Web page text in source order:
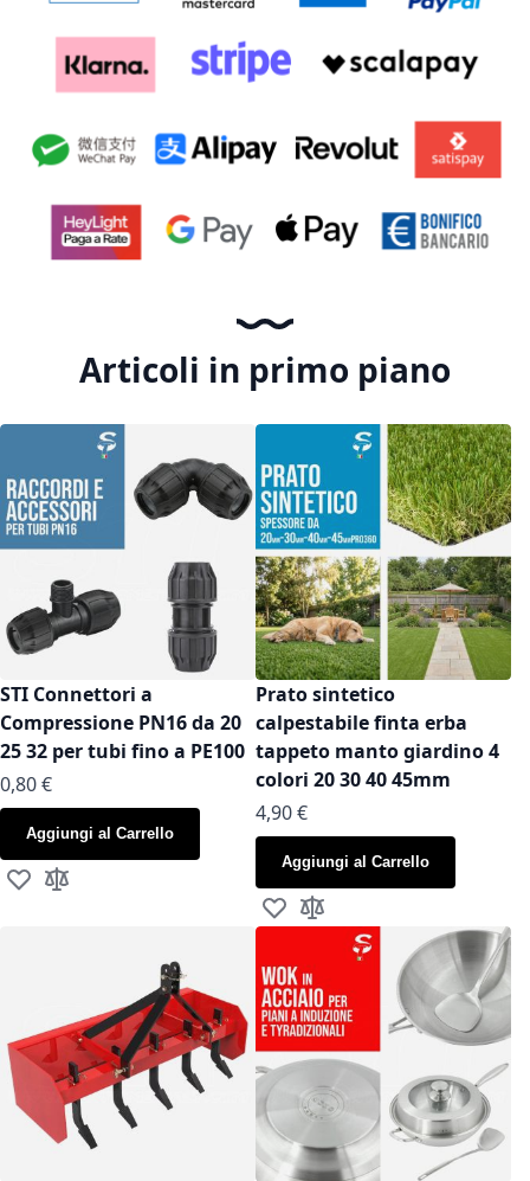
Articoli in primo piano
STI Connettori a
Compressione PN16 da 20
25 32 per tubi fino a PE100
As low as
0,80 €
Aggiungi al Carrello
Aggiungi alla lista desideri
Aggiungi al confronto
Prato sintetico
calpestabile finta erba
tappeto manto giardino 4
colori 20 30 40 45mm
As low as
4,90 €
Aggiungi al Carrello
Aggiungi alla lista desideri
Aggiungi al confronto